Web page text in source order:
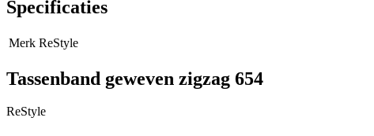
Specificaties
Merk ReStyle
Tassenband geweven zigzag 654
ReStyle